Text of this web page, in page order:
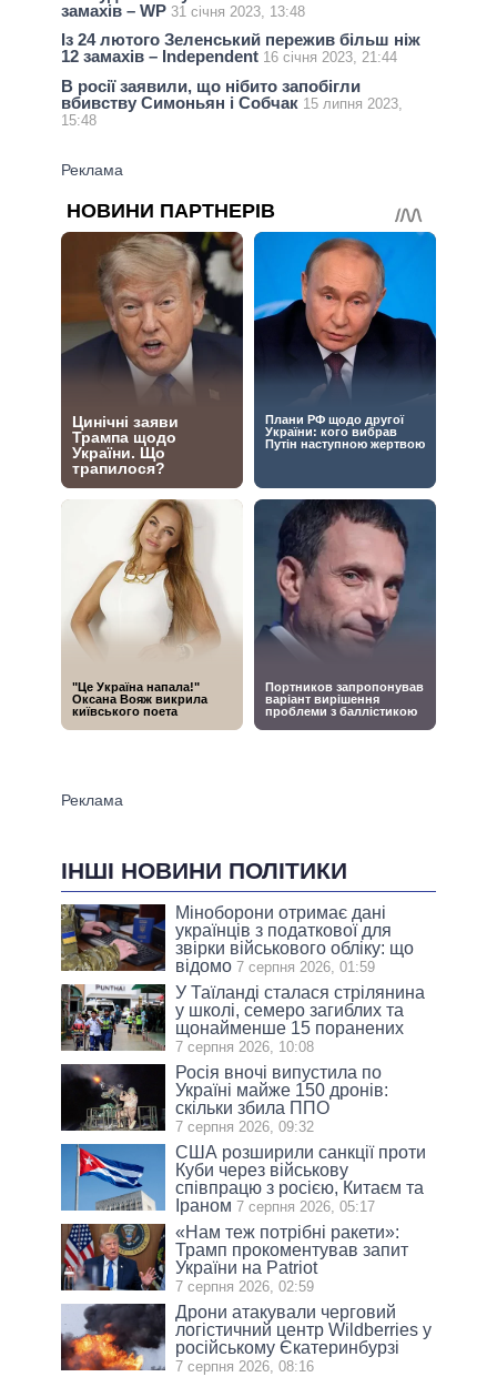
замахів – WP 31 січня 2023, 13:48
Із 24 лютого Зеленський пережив більш ніж
12 замахів – Independent 16 січня 2023, 21:44
В росії заявили, що нібито запобігли
вбивству Симоньян і Собчак 15 липня 2023,
15:48
ІНШІ НОВИНИ ПОЛІТИКИ
Міноборони отримає дані
українців з податкової для
звірки військового обліку: що
відомо 7 серпня 2026, 01:59
У Таїланді сталася стрілянина
у школі, семеро загиблих та
щонайменше 15 поранених
7 серпня 2026, 10:08
Росія вночі випустила по
Україні майже 150 дронів:
скільки збила ППО
7 серпня 2026, 09:32
США розширили санкції проти
Куби через військову
співпрацю з росією, Китаєм та
Іраном 7 серпня 2026, 05:17
«Нам теж потрібні ракети»:
Трамп прокоментував запит
України на Patriot
7 серпня 2026, 02:59
Дрони атакували черговий
логістичний центр Wildberries у
російському Єкатеринбурзі
7 серпня 2026, 08:16